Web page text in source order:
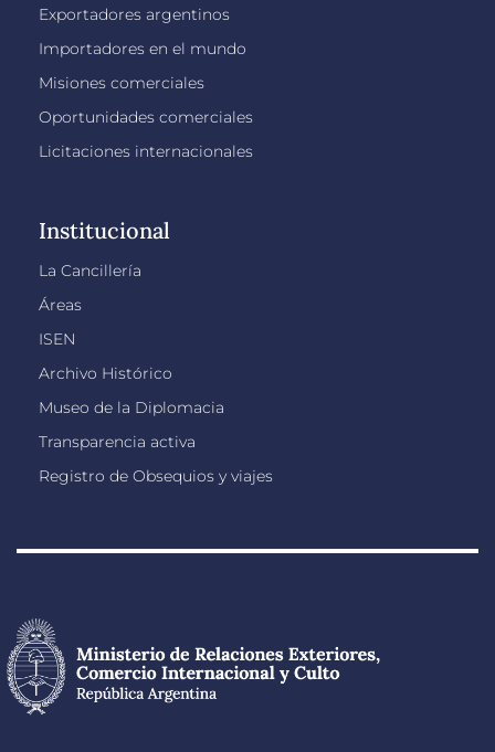
Exportadores argentinos
Importadores en el mundo
Misiones comerciales
Oportunidades comerciales
Licitaciones internacionales
Institucional
La Cancillería
Áreas
ISEN
Archivo Histórico
Museo de la Diplomacia
Transparencia activa
Registro de Obsequios y viajes